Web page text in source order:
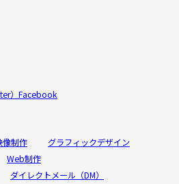
） Facebook
像制作
グラフィックデザイン
Web制作
ダイレクトメール（DM）